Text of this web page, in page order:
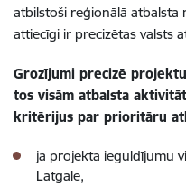
atbilstoši reģionālā
attiecīgi ir precizētas valsts
Grozījumi precizē
tos visām atbalsta
kritērijus par prioritāru
ja projekta ieguldījumu
Latgalē,